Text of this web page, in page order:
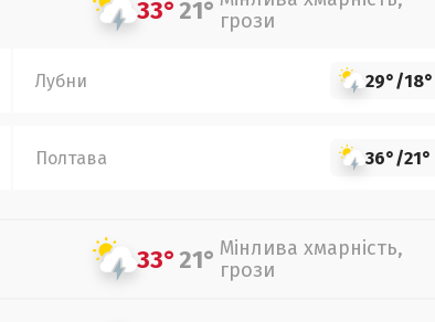
33°21° грози
Лубни 29°/18°
Полтава 36°/21°
33°21° Мінлива хмарність,
грози